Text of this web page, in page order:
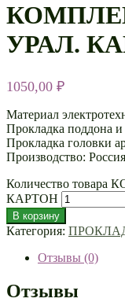
УРАЛ.
1050,00 ₽
Материал
Прокладка поддона
Прокладка головки
Производство: Россия
Количество
КАРТОН
В корзину
Категория:
Отзывы (0)
Отзывы